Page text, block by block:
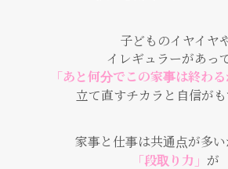
子どものイヤイヤ
イレギュラーがあっ
「あと何分でこの家事は終わる
立て直すチカラと自信がも
家事と仕事は共通点が多い
「段取り力」 が